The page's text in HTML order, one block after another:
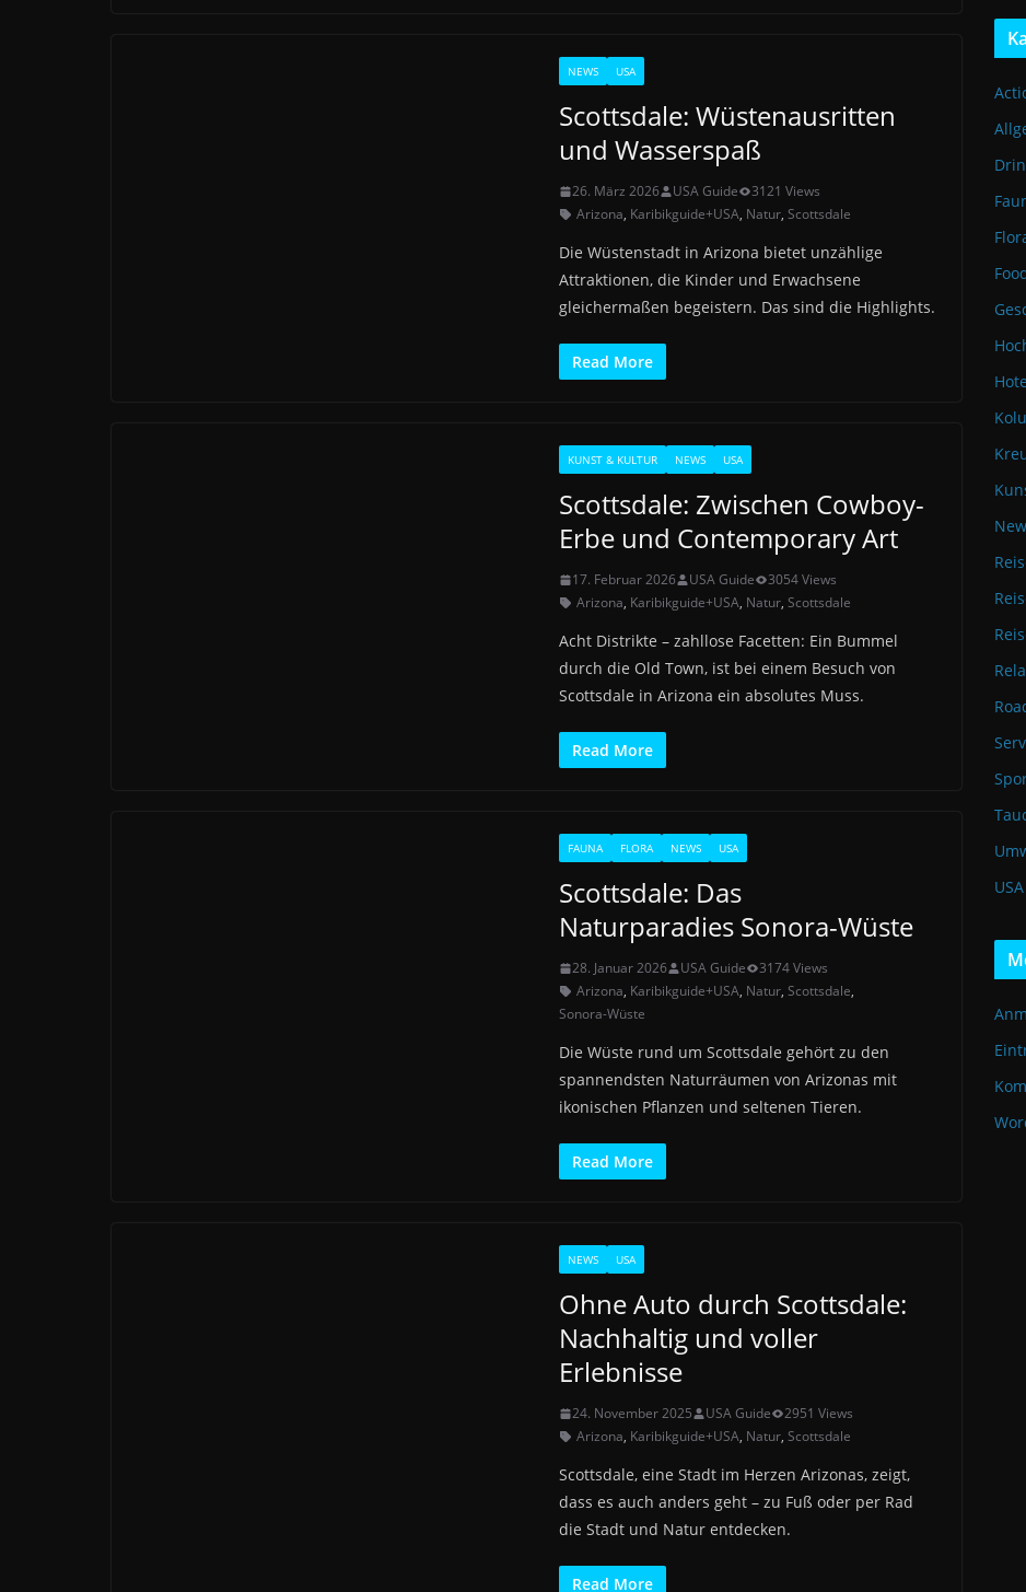
NEWS USA
Scottsdale: Wüstenausritten
und Wasserspaß
26. März 2026 USA Guide
3121 Views
Arizona, Karibikguide+USA, Natur, Scottsdale
Die Wüstenstadt in Arizona bietet unzählige
Attraktionen, die Kinder und Erwachsene
gleichermaßen begeistern. Das sind die Highlights.
Read More
KUNST & KULTUR NEWS USA
Scottsdale: Zwischen Cowboy-
Erbe und Contemporary Art
17. Februar 2026 USA Guide
3054 Views
Arizona, Karibikguide+USA, Natur, Scottsdale
Acht Distrikte – zahllose Facetten: Ein Bummel
durch die Old Town, ist bei einem Besuch von
Scottsdale in Arizona ein absolutes Muss.
Read More
FAUNA FLORA NEWS USA
Scottsdale: Das
Naturparadies Sonora-Wüste
28. Januar 2026 USA Guide
3174 Views
Arizona, Karibikguide+USA, Natur, Scottsdale,
Sonora-Wüste
Die Wüste rund um Scottsdale gehört zu den
spannendsten Naturräumen von Arizonas mit
ikonischen Pflanzen und seltenen Tieren.
Read More
NEWS USA
Ohne Auto durch Scottsdale:
Nachhaltig und voller
Erlebnisse
24. November 2025 USA Guide
2951 Views
Arizona, Karibikguide+USA, Natur, Scottsdale
Scottsdale, eine Stadt im Herzen Arizonas, zeigt,
dass es auch anders geht – zu Fuß oder per Rad
die Stadt und Natur entdecken.
Read More
USA